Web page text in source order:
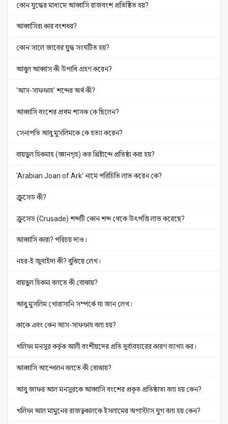
কোন যুদ্ধের মাধ্যমে আব্বাসি রাজবংশ প্রতিষ্ঠিত হয়?
আব্বাসিরা কার বংশধর?
কোন সালে জাবের যুদ্ধ সংঘটিত হয়?
আবুল আব্বাস কী উপাধি গ্রহণ করেন?
'আস-সাফফাহ' শব্দের অর্থ কী?
আব্বাসি বংশের প্রথম শাসক কে ছিলেন?
সেনাপতি আবু মুসলিমকে কে হত্যা করেন?
বায়তুল হিকমাহ (জ্ঞানগৃহ) কত খ্রিষ্টাব্দে প্রতিষ্ঠা করা হয়?
'Arabian Joan of Ark' নামে পরিচিতি লাভ করেন কে?
ক্রুসেড কী?
ক্রুসেড (Crusade) শব্দটি কোন শব্দ থেকে উৎপত্তি লাভ করেছে?
আব্বাসি কারা? পরিচয় দাও।
নহর-ই জুবাইদা কী? বুঝিয়ে লেখ।
বায়তুল হিকমা বলতে কী বোঝায়?
আবু মুসলিম খোরাসানি সম্পর্কে যা জান লেখ।
কাকে এবং কেন আস-সাফফাহ বলা হয়?
খলিফা মনসুর কর্তৃক আলী বংশীয়দের প্রতি দুর্ব্যবহারের কারণ ব্যাখ্যা কর।
আব্বাসি আন্দোলন বলতে কী বোঝায়?
আবু জাফর আল মনসুরকে আব্বাসি বংশের প্রকৃত প্রতিষ্ঠাতা বলা হয় কেন?
খলিফা আল মামুনের রাজত্বকালকে ইসলামের অগাস্টাস যুগ বলা হয় কেন?